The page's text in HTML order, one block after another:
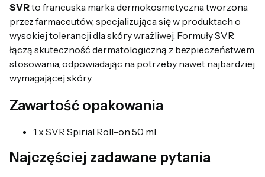
SVRto francuska marka dermokosmetyczna tworzona
przez farmaceutów, specjalizująca się w produktach o
wysokiej tolerancji dla skóry wrażliwej. Formuły SVR
łączą skuteczność dermatologiczną z bezpieczeństwem
stosowania, odpowiadając na potrzeby nawet najbardziej
wymagającej skóry.
Zawartość opakowania
1 x SVR Spirial Roll-on 50 ml
Najczęściej zadawane pytania